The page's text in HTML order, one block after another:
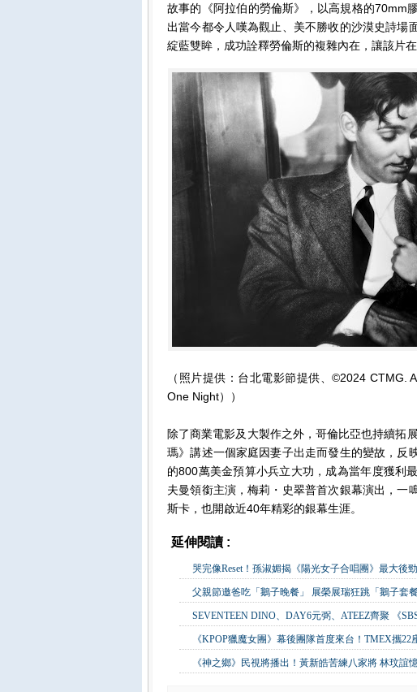
故事的《阿拉伯的勞倫斯》，以高規格的70mm
出當今都令人嘆為觀止、美不勝收的沙漠史詩場
綻藍雙眸，成功詮釋勞倫斯的複雜內在，讓該片
（照片提供：台北電影節提供、©2024 CTMG.
One Night））
除了商業電影及大製作之外，哥倫比亞也持續拓
瑪》講述一個家庭因妻子出走而發生的變故，反
的800萬美金預算小兵立大功，成為當年度獲利
夫曼領銜主演，梅莉・史翠普首次銀幕演出，一
斯卡，也開啟近40年精彩的銀幕生涯。
延伸閱讀 :
哭完像Reset！孫淑媚揭《陽光女子合唱團》最大
父親節邀爸吃「鵝子晚餐」 展榮展瑞狂跳「鵝子套
SEVENTEEN DINO、DAY6元弼、ATEEZ齊聚 《
《KPOP獵魔女團》幕後團隊首度來台！TMEX攜
《神之鄉》民視將播出！黃新皓苦練八家將 林玟誼